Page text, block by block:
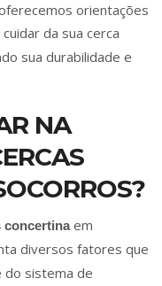
orientações
da sua cerca
sua durabilidade e
NA
concertinaem
diversos fatores que
do sistema de